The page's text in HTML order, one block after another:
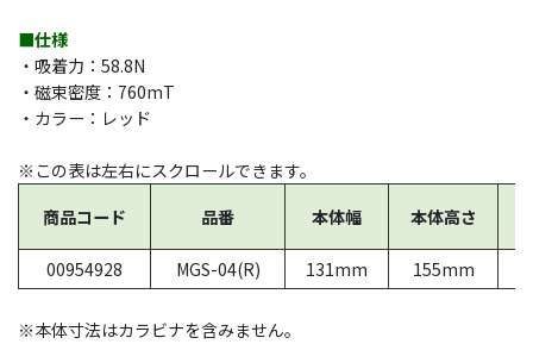
■仕様
・吸着力：58.8N
・磁束密度：760mT
・カラー：レッド
※この表は左右にスクロールできます。
商品コード
品番 本体幅 本体高さ
00954928 MGS-04(R) 131mm 155mm
※本体寸法はカラビナを含みません。